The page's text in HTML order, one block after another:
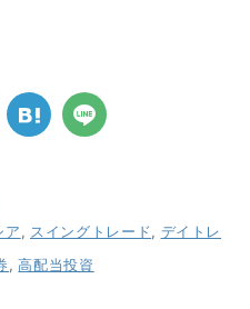
ア, スイングトレード, デイトレ
,高配当投資